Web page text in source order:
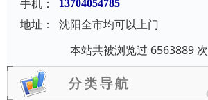
手机：
13704054785
地址：
沈阳全市均可以上门
本站共被浏览过 6563889 次